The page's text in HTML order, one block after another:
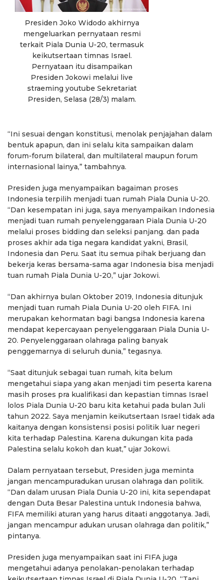
Presiden Joko Widodo akhirnya
mengeluarkan pernyataan resmi
terkait Piala Dunia U-20, termasuk
keikutsertaan timnas Israel.
Pernyataan itu disampaikan
Presiden Jokowi melalui live
straeming youtube Sekretariat
Presiden, Selasa (28/3) malam.
“Ini sesuai dengan konstitusi, menolak penjajahan dalam
bentuk apapun, dan ini selalu kita sampaikan dalam
forum-forum bilateral, dan multilateral maupun forum
internasional lainya,” tambahnya.
Presiden juga menyampaikan bagaiman proses
Indonesia terpilih menjadi tuan rumah Piala Dunia U-20.
“Dan kesempatan ini juga, saya menyampaikan Indonesia
menjadi tuan rumah penyelenggaraan Piala Dunia U-20
melalui proses bidding dan seleksi panjang. dan pada
proses akhir ada tiga negara kandidat yakni, Brasil,
Indonesia dan Peru. Saat itu semua pihak berjuang dan
bekerja keras bersama-sama agar Indonesia bisa menjadi
tuan rumah Piala Dunia U-20,” ujar Jokowi.
“Dan akhirnya bulan Oktober 2019, Indonesia ditunjuk
menjadi tuan rumah Piala Dunia U-20 oleh FIFA. Ini
merupakan kehormatan bagi bangsa Indonesia karena
mendapat kepercayaan penyelenggaraan Piala Dunia U-
20. Penyelenggaraan olahraga paling banyak
penggemarnya di seluruh dunia,” tegasnya.
“Saat ditunjuk sebagai tuan rumah, kita belum
mengetahui siapa yang akan menjadi tim peserta karena
masih proses pra kualifikasi dan kepastian timnas Israel
lolos Piala Dunia U-20 baru kita ketahui pada bulan Juli
tahun 2022. Saya menjamin keikutsertaan Israel tidak ada
kaitanya dengan konsistensi posisi politik luar negeri
kita terhadap Palestina. Karena dukungan kita pada
Palestina selalu kokoh dan kuat,” ujar Jokowi.
Dalam pernyataan tersebut, Presiden juga meminta
jangan mencampuradukan urusan olahraga dan politik.
“Dan dalam urusan Piala Dunia U-20 ini, kita sependapat
dengan Duta Besar Palestina untuk Indonesia bahwa,
FIFA memiliki aturan yang harus ditaati anggotanya. Jadi,
jangan mencampur adukan urusan olahraga dan politik,”
pintanya.
Presiden juga menyampaikan saat ini FIFA juga
mengetahui adanya penolakan-penolakan terhadap